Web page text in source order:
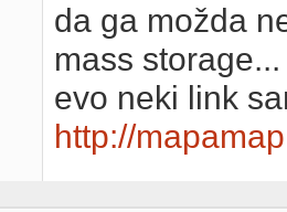
da ga možda
mass storage...
evo neki link
http://